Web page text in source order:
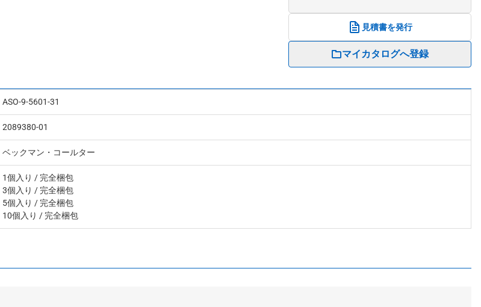
見積書を発行
マイカタログへ登録
ASO-9-5601-31
2089380-01
ベックマン・コールター
1個入り / 完全梱包
3個入り / 完全梱包
5個入り / 完全梱包
10個入り / 完全梱包